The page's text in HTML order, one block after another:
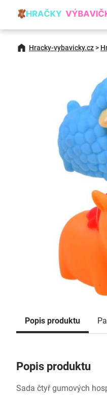
Hracky-vybavicky.cz>
Popis produktu
Popis produktu
Sada čtyř gumových